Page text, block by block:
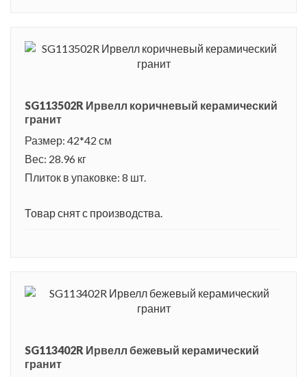
SG113502R Ирвелл коричневый керамический
гранит
Размер: 42*42 см
Вес: 28.96 кг
Плиток в упаковке: 8 шт.
Товар снят с производства.
SG113402R Ирвелл бежевый керамический
гранит